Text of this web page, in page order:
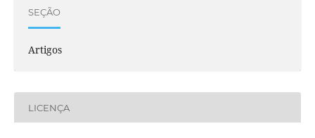
SEÇÃO
Artigos
LICENÇA